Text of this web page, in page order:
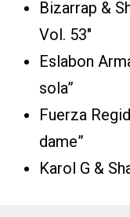
Bizarrap &
Vol. 53″
Eslabon
sola”
Fuerza
dame”
Karol G &